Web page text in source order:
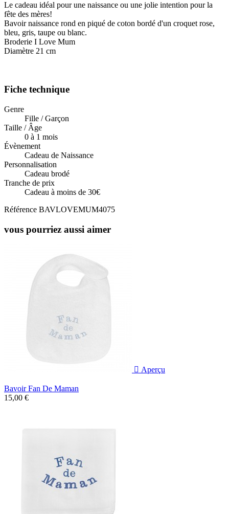
Le cadeau idéal pour une naissance ou une jolie intention pour la
fête des mères!
Bavoir naissance rond en piqué de coton bordé d'un croquet rose,
bleu, gris, taupe ou blanc.
Broderie I Love Mum
Diamètre 21 cm
Fiche technique
Genre
Fille / Garçon
Taille / Âge
0 à 1 mois
Évènement
Cadeau de Naissance
Personnalisation
Cadeau brodé
Tranche de prix
Cadeau à moins de 30€
Référence BAVLOVEMUM4075
vous pourriez aussi aimer
 Aperçu
Bavoir Fan De Maman
15,00 €